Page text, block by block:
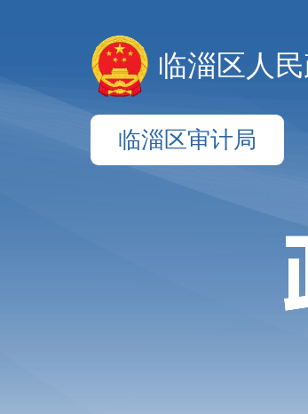
临淄区人
临淄区审计局